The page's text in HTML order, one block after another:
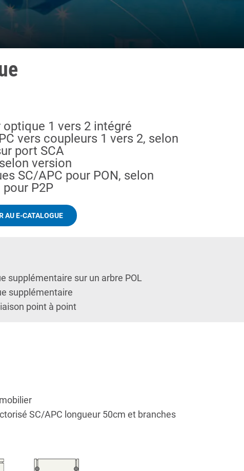
1 vers 2 intégré
vers coupleurs 1 vers 2, selon
port SCA
version
SC/APC pour PON, selon
P2P
AU E-CATALOGUE
supplémentaire sur un arbre POL
supplémentaire
point à point
SC/APC longueur 50cm et branches